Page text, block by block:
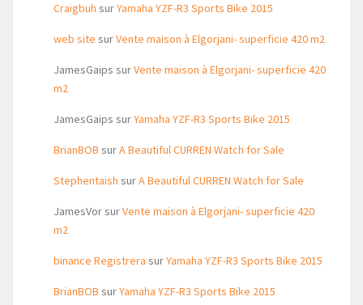
Craigbuh surYamaha YZF-R3 Sports Bike 2015
web site surVente maison à Elgorjani- superficie 420 m2
JamesGaips surVente maison à Elgorjani- superficie 420
m2
JamesGaips surYamaha YZF-R3 Sports Bike 2015
BrianBOB surA Beautiful CURREN Watch for Sale
Stephentaish surA Beautiful CURREN Watch for Sale
JamesVorsurVente maison à Elgorjani- superficie 420
m2
binance Registrera surYamaha YZF-R3 Sports Bike 2015
BrianBOB surYamaha YZF-R3 Sports Bike 2015